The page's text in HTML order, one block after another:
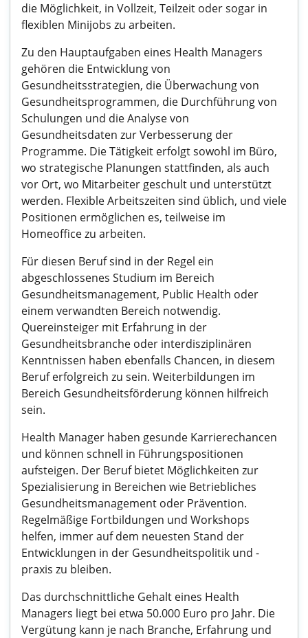
die Möglichkeit, in Vollzeit, Teilzeit oder sogar in
flexiblen Minijobs zu arbeiten.
Zu den Hauptaufgaben eines Health Managers
gehören die Entwicklung von
Gesundheitsstrategien, die Überwachung von
Gesundheitsprogrammen, die Durchführung von
Schulungen und die Analyse von
Gesundheitsdaten zur Verbesserung der
Programme. Die Tätigkeit erfolgt sowohl im Büro,
wo strategische Planungen stattfinden, als auch
vor Ort, wo Mitarbeiter geschult und unterstützt
werden. Flexible Arbeitszeiten sind üblich, und viele
Positionen ermöglichen es, teilweise im
Homeoffice zu arbeiten.
Für diesen Beruf sind in der Regel ein
abgeschlossenes Studium im Bereich
Gesundheitsmanagement, Public Health oder
einem verwandten Bereich notwendig.
Quereinsteiger mit Erfahrung in der
Gesundheitsbranche oder interdisziplinären
Kenntnissen haben ebenfalls Chancen, in diesem
Beruf erfolgreich zu sein. Weiterbildungen im
Bereich Gesundheitsförderung können hilfreich
sein.
Health Manager haben gesunde Karrierechancen
und können schnell in Führungspositionen
aufsteigen. Der Beruf bietet Möglichkeiten zur
Spezialisierung in Bereichen wie Betriebliches
Gesundheitsmanagement oder Prävention.
Regelmäßige Fortbildungen und Workshops
helfen, immer auf dem neuesten Stand der
Entwicklungen in der Gesundheitspolitik und -
praxis zu bleiben.
Das durchschnittliche Gehalt eines Health
Managers liegt bei etwa 50.000 Euro pro Jahr. Die
Vergütung kann je nach Branche, Erfahrung und